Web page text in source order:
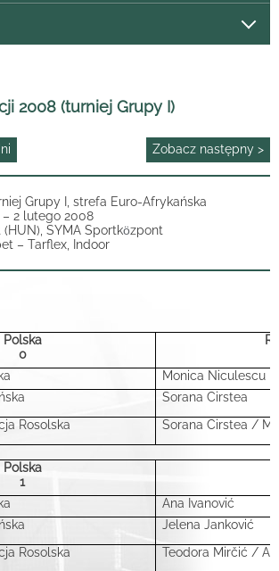
2008 (turniej Grupy I)
Zobacz następny >
Grupy I, strefa Euro-Afrykańska
2 lutego 2008
(HUN), SYMA Sportközpont
– Tarflex, Indoor
Polska
0
Monica Niculescu
Sorana Cirstea
Rosolska
Sorana Cirstea /
Polska
1
Ana Ivanović
Jelena Janković
Rosolska
Teodora Mirčić /